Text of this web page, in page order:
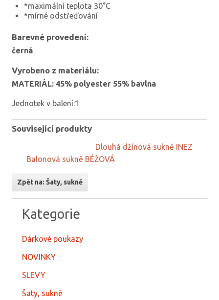
*maximální teplota 30°C
*mírné odstřeďování
Barevné provedení:
černá
Vyrobeno z materiálu:
MATERIÁL: 45% polyester 55% bavlna
Jednotek v balení:1
Související produkty
Dlouhá džínová sukně INEZ
Balonová sukně BÉŽOVÁ
Zpět na: Šaty, sukně
Kategorie
Dárkové poukazy
NOVINKY
SLEVY
Šaty, sukně